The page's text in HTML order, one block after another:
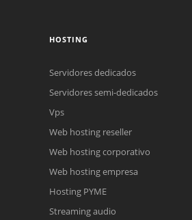
Reunión online
para la reunión online.
Cotización
Chat Online
están fuera de línea. Complete el formulario
HOSTING
Servidores dedicados
Servidores semi-dedicados
Vps
Web hosting reseller
Web hosting corporativo
Web hosting empresa
Hosting PYME
Streaming audio